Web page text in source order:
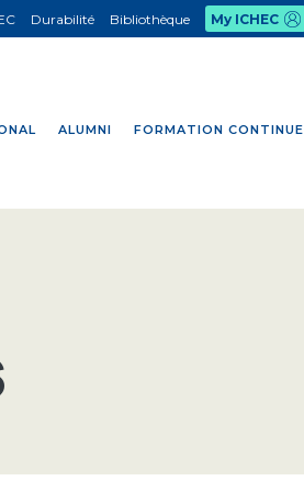
ALUMNI FORMATION CONTINUE
Durabilité Bibliothèque My ICHEC